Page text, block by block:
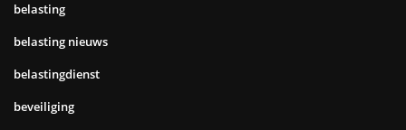
belasting
belasting nieuws
belastingdienst
beveiliging